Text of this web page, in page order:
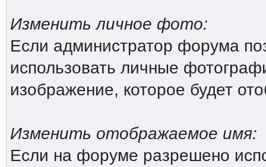
Изменить личное фото:
Если администратор форума
использовать личные
изображение, которое будет
Изменить отображаемое имя:
Если на форуме разрешено